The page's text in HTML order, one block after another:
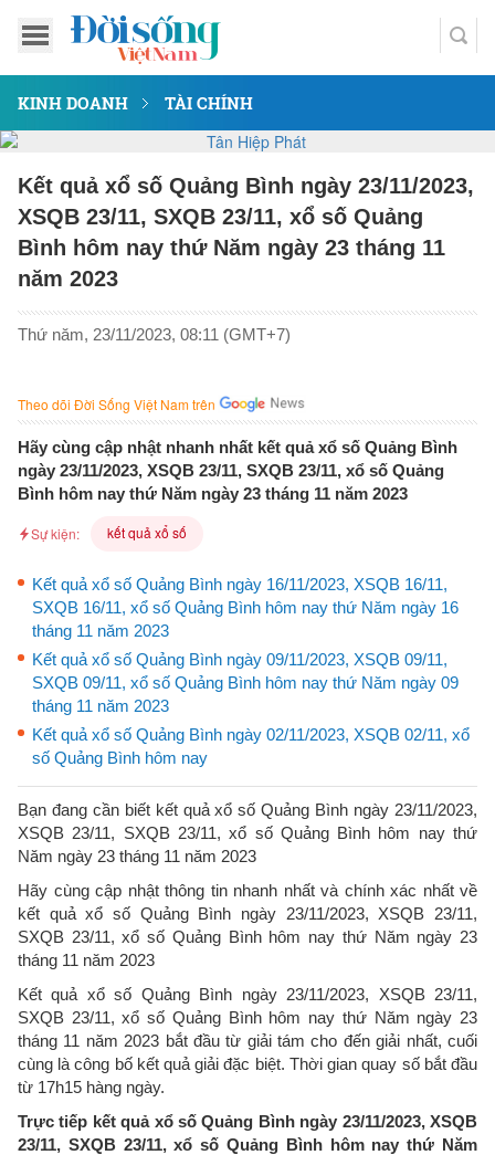
KINH DOANH TÀI CHÍNH
Kết quả xổ số Quảng Bình ngày 23/11/2023,
XSQB 23/11, SXQB 23/11, xổ số Quảng
Bình hôm nay thứ Năm ngày 23 tháng 11
năm 2023
Thứ năm, 23/11/2023, 08:11 (GMT+7)
Theo dõi Đời Sống Việt Nam trên
Hãy cùng cập nhật nhanh nhất kết quả xổ số Quảng Bình
ngày 23/11/2023, XSQB 23/11, SXQB 23/11, xổ số Quảng
Bình hôm nay thứ Năm ngày 23 tháng 11 năm 2023
Sự kiện: kết quả xổ số
Kết quả xổ số Quảng Bình ngày 16/11/2023, XSQB 16/11,
SXQB 16/11, xổ số Quảng Bình hôm nay thứ Năm ngày 16
tháng 11 năm 2023
Kết quả xổ số Quảng Bình ngày 09/11/2023, XSQB 09/11,
SXQB 09/11, xổ số Quảng Bình hôm nay thứ Năm ngày 09
tháng 11 năm 2023
Kết quả xổ số Quảng Bình ngày 02/11/2023, XSQB 02/11, xổ
số Quảng Bình hôm nay
Bạn đang cần biết kết quả xổ số Quảng Bình ngày 23/11/2023,
XSQB 23/11, SXQB 23/11, xổ số Quảng Bình hôm nay thứ
Năm ngày 23 tháng 11 năm 2023
Hãy cùng cập nhật thông tin nhanh nhất và chính xác nhất về
kết quả xổ số Quảng Bình ngày 23/11/2023, XSQB 23/11,
SXQB 23/11, xổ số Quảng Bình hôm nay thứ Năm ngày 23
tháng 11 năm 2023
Kết quả xổ số Quảng Bình ngày 23/11/2023, XSQB 23/11,
SXQB 23/11, xổ số Quảng Bình hôm nay thứ Năm ngày 23
tháng 11 năm 2023 bắt đầu từ giải tám cho đến giải nhất, cuối
cùng là công bố kết quả giải đặc biệt. Thời gian quay số bắt đầu
từ 17h15 hàng ngày.
Trực tiếp kết quả xổ số Quảng Bình ngày 23/11/2023, XSQB
23/11, SXQB 23/11, xổ số Quảng Bình hôm nay thứ Năm